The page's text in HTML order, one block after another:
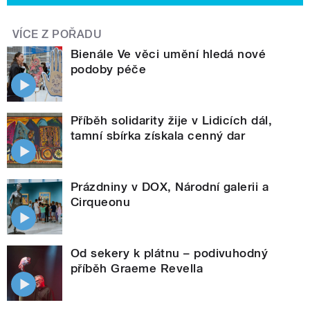
VÍCE Z POŘADU
Bienále Ve věci umění hledá nové
podoby péče
Příběh solidarity žije v Lidicích dál,
tamní sbírka získala cenný dar
Prázdniny v DOX, Národní galerii a
Cirqueonu
Od sekery k plátnu – podivuhodný
příběh Graeme Revella